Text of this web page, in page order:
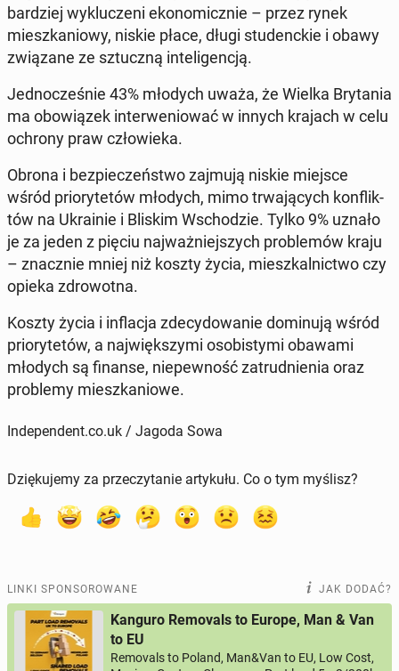
bar­dziej wy­klu­cze­ni eko­no­micz­nie – przez rynek
miesz­ka­nio­wy, niskie płace, długi stu­denc­kie i obawy
zwią­za­ne ze sztucz­ną in­te­li­gen­cją.
Jed­no­cze­śnie 43% młodych uważa, że Wielka Bry­ta­nia
ma obo­wią­zek in­ter­we­nio­wać w innych krajach w celu
ochrony praw czło­wie­ka.
Obrona i bez­pie­czeń­stwo zajmują niskie miejsce
wśród prio­ry­te­tów młodych, mimo trwa­ją­cych kon­flik­
tów na Ukra­inie i Bliskim Wscho­dzie. Tylko 9% uznało
je za jeden z pięciu naj­waż­niej­szych pro­ble­mów kraju
– znacz­nie mniej niż koszty życia, miesz­kal­nic­two czy
opieka zdro­wot­na.
Koszty życia i in­fla­cja zde­cy­do­wa­nie do­mi­nu­ją wśród
prio­ry­te­tów, a naj­więk­szy­mi oso­bi­sty­mi obawami
młodych są finanse, nie­pew­ność za­trud­nie­nia oraz
pro­ble­my miesz­ka­nio­we.
Independent.co.uk / Jagoda Sowa
Dziękujemy za przeczytanie artykułu. Co o tym myślisz?
LINKI SPONSOROWANE JAK DODAĆ?
Kanguro Removals to Europe, Man & Van
to EU
Removals to Poland, Man&Van to EU, Low Cost,